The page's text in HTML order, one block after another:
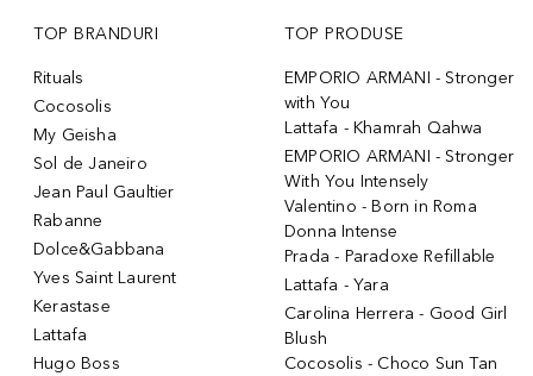
TOP BRANDURI
Rituals
Cocosolis
My Geisha
Sol de Janeiro
Jean Paul Gaultier
Rabanne
Dolce&Gabbana
Yves Saint Laurent
Kerastase
Lattafa
Hugo Boss
TOP PRODUSE
EMPORIO ARMANI - Stronger
with You
Lattafa - Khamrah Qahwa
EMPORIO ARMANI - Stronger
With You Intensely
Valentino - Born in Roma
Donna Intense
Prada - Paradoxe Refillable
Lattafa - Yara
Carolina Herrera - Good Girl
Blush
Cocosolis - Choco Sun Tan